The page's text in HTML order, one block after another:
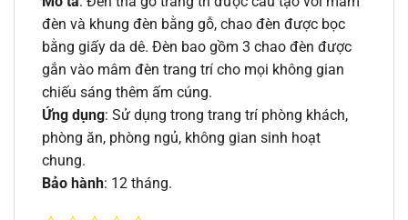
đèn và khung đèn bằng gỗ, chao đèn được bọc
bằng giấy da dê. Đèn bao gồm 3 chao đèn được
gắn vào mâm đèn trang trí cho mọi không gian
chiếu sáng thêm ấm cúng.
Ứng dụng: Sử dụng trong trang trí phòng khách,
phòng ăn, phòng ngủ, không gian sinh hoạt
chung.
Bảo hành: 12 tháng.